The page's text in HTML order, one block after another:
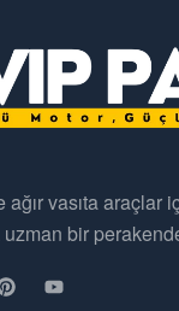
vasıta araçlar
bir